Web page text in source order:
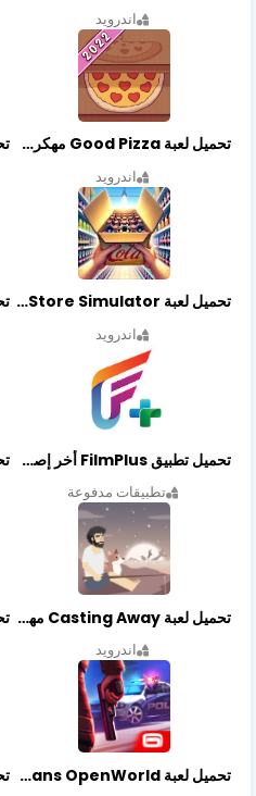
اندرويد
تحميل لعبة Good Pizza مهكرة اخر اصدار
اندرويد
تحميل لعبة Retail Store Simulator مهكرة اخر اصدار
اندرويد
تحميل تطبيق FilmPlus أخر إصدار
تطبيقات مدفوعة
تحميل لعبة Casting Away مهكرة أخر إصدار
اندرويد
تحميل لعبة Gangstar New Orleans OpenWorld مهكرة أخر إصدار